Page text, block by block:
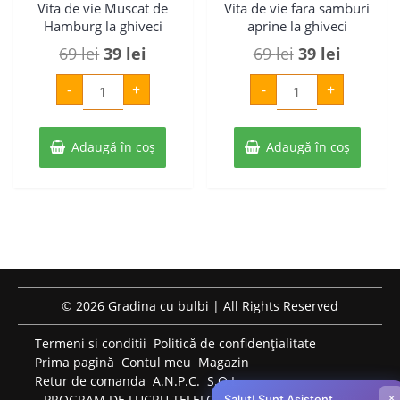
Vita de vie Muscat de
Hamburg la ghiveci
69leiPrețul
inițial
a
fost:
69 lei.
39 lei
curent
este:
39 lei.
-
Cantitate
Vita
Muscat
de
Hamburg
la
+
Adaugă în coș
Vita de vie fara samburi
aprine la ghiveci
69lei Prețul
inițial
a
fost:
69 lei.
39 leiPrețul
curent
este:
39 lei.
-
Cantitate
Vita
fara
samburi
aprine
la
+
Adaugă în coș
© 2026 Gradina cu bulbi | All Rights Reserved
Termeni si conditii Politică de confidențialitate
Prima pagină Contul meu Magazin
Retur de comanda A.N.P.C. S.O.L.
×